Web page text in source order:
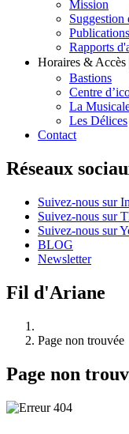
Mission
Suggestion
Publications
Rapports
Horaires & Accès
Bastions
Centre
La
Les Délices
Contact
Réseaux
Suivez-nous sur
Suivez-nous sur
Suivez-nous sur
BLOG
Newsletter
Fil d'Ariane
Page non trouvée
Page non